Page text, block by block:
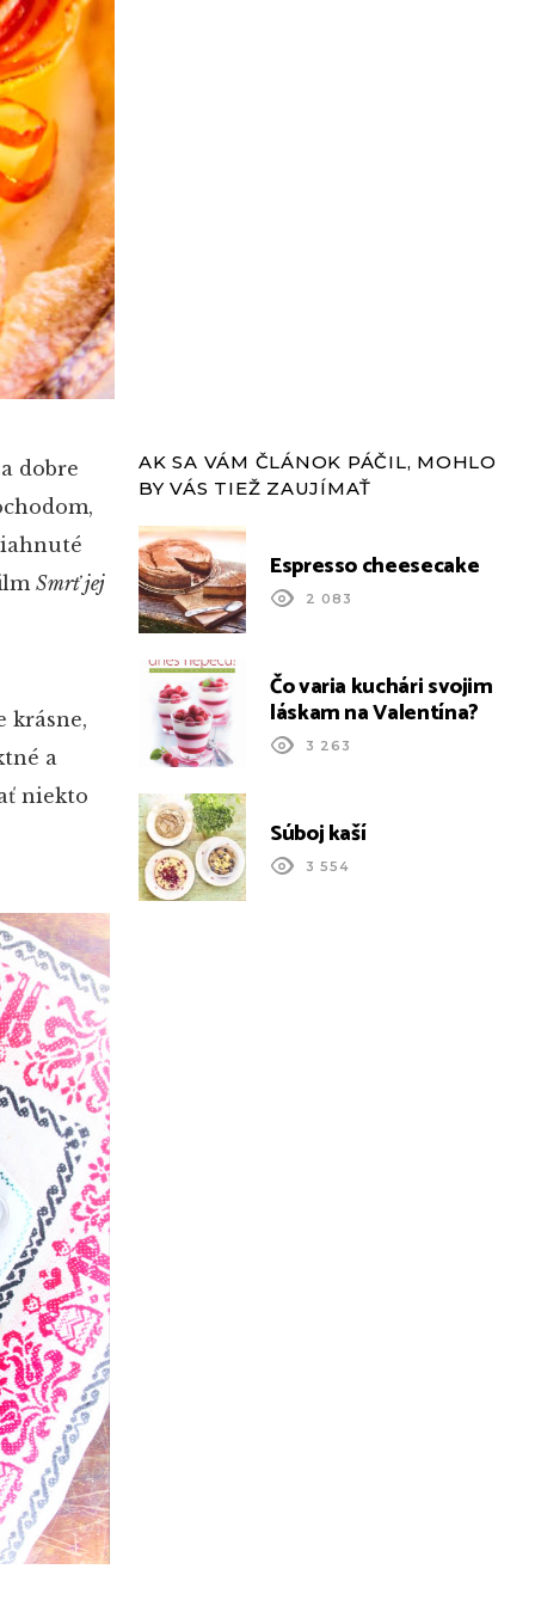
dobre
Smrť jej
krásne,
a
niekto
AK SA VÁM ČLÁNOK PÁČIL, MOHLO
BY VÁS TIEŽ ZAUJÍMAŤ
Espresso cheesecake
2 083
Čo varia kuchári svojim
láskam na Valentína?
3 263
Súboj kaší
3 554